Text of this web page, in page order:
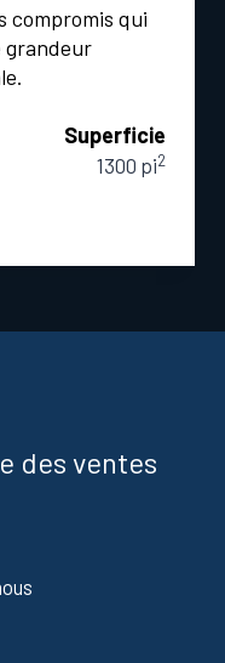
compromis qui
grandeur
Superficie
1300 pi2
des ventes